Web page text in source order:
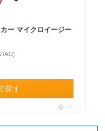
ー マイクロイージー
探す
ポチップ